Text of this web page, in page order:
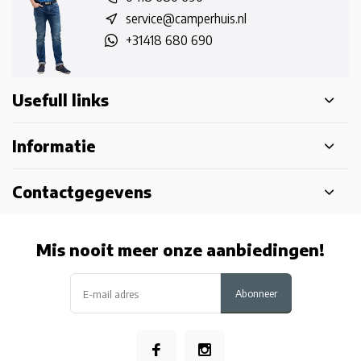
service@camperhuis.nl
+31418 680 690
Usefull links
Informatie
Contactgegevens
Mis nooit meer onze aanbiedingen!
Abonneer